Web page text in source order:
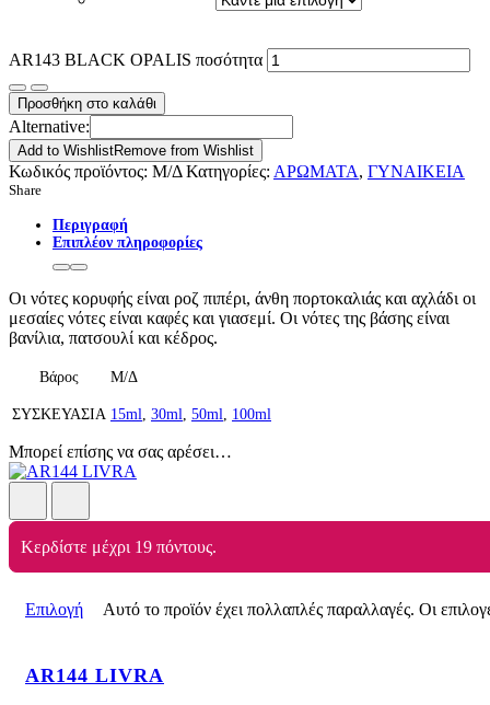
AR143 BLACK OPALIS ποσότητα
Προσθήκη στο καλάθι
Alternative:
Add to WishlistRemove from Wishlist
Κωδικός προϊόντος: Μ/Δ Κατηγορίες: ΑΡΩΜΑΤΑ, ΓΥΝΑΙΚΕΙΑ
Share
Περιγραφή
Επιπλέον πληροφορίες
Οι νότες κορυφής είναι ροζ πιπέρι, άνθη πορτοκαλιάς και αχλάδι οι
μεσαίες νότες είναι καφές και γιασεμί. Οι νότες της βάσης είναι
βανίλια, πατσουλί και κέδρος.
Βάρος Μ/Δ
ΣΥΣΚΕΥΑΣΙΑ 15ml, 30ml, 50ml, 100ml
Μπορεί επίσης να σας αρέσει…
Κερδίστε μέχρι 19 πόντους.
Επιλογή Αυτό το προϊόν έχει πολλαπλές παραλλαγές. Οι
AR144 LIVRA